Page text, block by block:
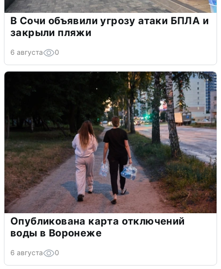
В Сочи объявили угрозу атаки БПЛА и
закрыли пляжи
6 августа 0
Опубликована карта отключений
воды в Воронеже
6 августа 0